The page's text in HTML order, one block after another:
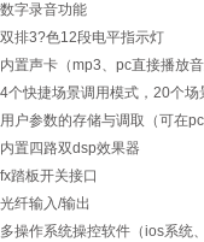
数字录音功能
双排3?色12段电平指示灯
内置声卡（mp3、pc直接播放音
4个快捷场景调用模式，20个场
用户参数的存储与调取（可在pc
内置四路双dsp效果器
fx踏板开关接口
光纤输入/输出
多操作系统操控软件（ios系统